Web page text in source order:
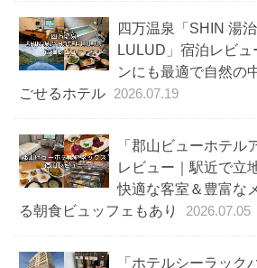
四万温泉「SHIN 湯
LULUD」宿泊レビュ
ンにも最適で自然の
ごせるホテル
2026.07.19
「郡山ビューホテル
レビュー｜駅近で立
快適な客室＆豊富な
る朝食ビュッフェもあり
2026.07.05
「ホテルシーラック